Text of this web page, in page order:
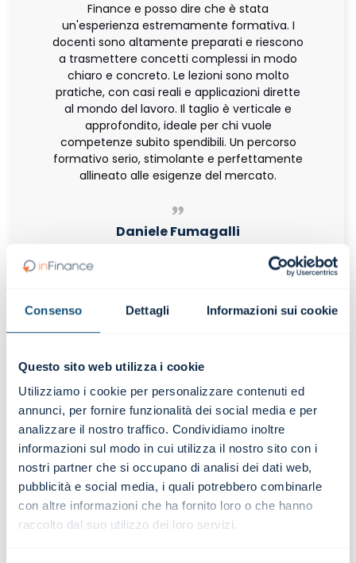
Consenso Dettagli Informazioni sui cookie
Questo sito web utilizza i cookie
Utilizziamo i cookie per personalizzare contenuti ed
annunci, per fornire funzionalità dei social media e per
analizzare il nostro traffico. Condividiamo inoltre
informazioni sul modo in cui utilizza il nostro sito con i
nostri partner che si occupano di analisi dei dati web,
pubblicità e social media, i quali potrebbero combinarle
con altre informazioni che ha fornito loro o che hanno
raccolto dal suo utilizzo dei loro servizi.
Finance e posso dire che è stata
un'esperienza estremamente formativa. I
docenti sono altamente preparati e riescono
a trasmettere concetti complessi in modo
chiaro e concreto. Le lezioni sono molto
pratiche, con casi reali e applicazioni dirette
al mondo del lavoro. Il taglio è verticale e
approfondito, ideale per chi vuole
competenze subito spendibili. Un percorso
formativo serio, stimolante e perfettamente
allineato alle esigenze del mercato.
Daniele Fumagalli
Master in Corporate Finance
Master ben
strutturato
con
un'ottima
suddivisione
tra
spiegazioni
teoriche ed
Un'ottima
occasione
per fare
chiarezza sul
ruolo del
controller in
azienda, sugli
strumenti a